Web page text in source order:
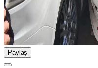
Paylaş